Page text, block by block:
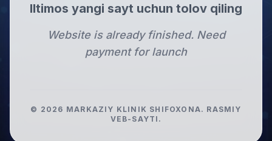
Iltimos yangi sayt uchun tolov qiling
Website is already finished. Need
payment for launch
© 2026 MARKAZIY KLINIK SHIFOXONA. RASMIY
VEB-SAYTI.